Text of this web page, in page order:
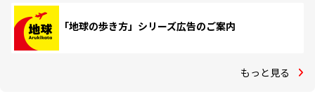
「地球の歩き方」シリーズ広告のご案内
もっと見る